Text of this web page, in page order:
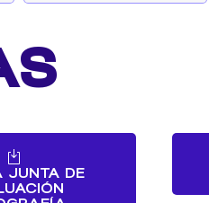
JUNTA DE